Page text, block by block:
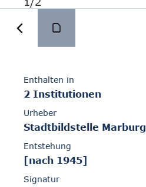
Enthalten in
2 Institutionen
Urheber
Stadtbildstelle Marburg
Entstehung
[nach 1945]
Signatur